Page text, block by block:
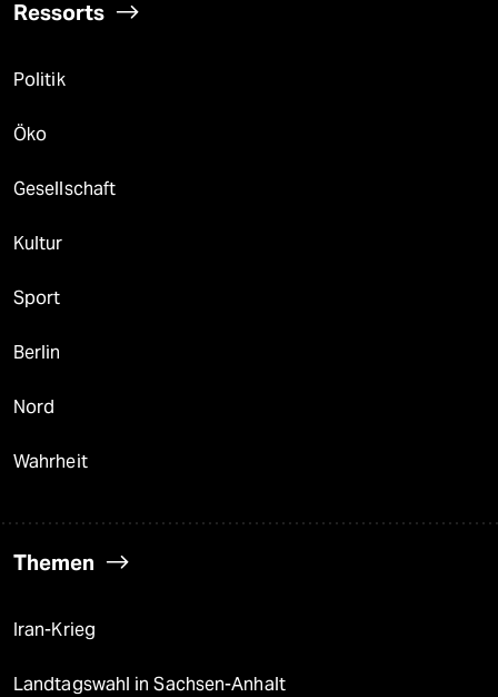
Ressorts
Politik
Öko
Gesellschaft
Kultur
Sport
Berlin
Nord
Wahrheit
Themen
Iran-Krieg
Landtagswahl in Sachsen-Anhalt